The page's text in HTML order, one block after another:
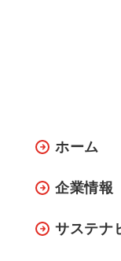
ホーム
企業情報
サステナ